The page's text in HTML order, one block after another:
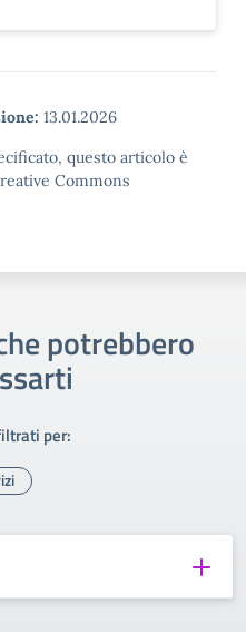
13.01.2026
questo articolo è
Commons
potrebbero
per: